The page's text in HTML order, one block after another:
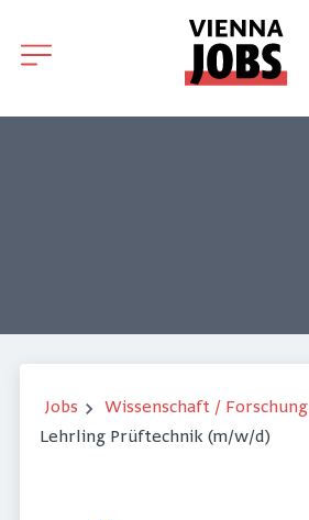
Jobs
Wissenschaft / Forschung
Lehrling Prüftechnik (m/w/d)